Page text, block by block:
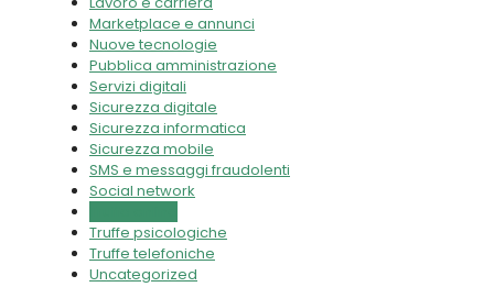
Marketplace e annunci
Nuove tecnologie
Pubblica amministrazione
Servizi digitali
Sicurezza digitale
Sicurezza informatica
Sicurezza mobile
SMS e messaggi fraudolenti
Social network
Truffe psicologiche
Truffe telefoniche
Uncategorized